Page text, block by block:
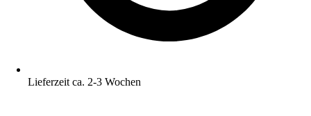
Lieferzeit ca. 2-3 Wochen